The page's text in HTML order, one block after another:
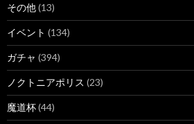
その他(13)
イベント (134)
ガチャ (394)
ノクトニアポリス (23)
魔道杯(44)